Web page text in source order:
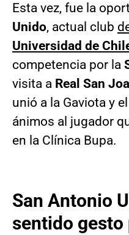
Esta vez, fue la
Unido, actual club
Universidad de
competencia por la
visita a Real San
unió a la Gaviota y
ánimos al jugador
en la Clínica Bupa.
San Antonio
sentido gesto